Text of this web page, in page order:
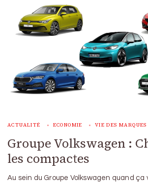
ACTUALITÉ ECONOMIE VIE DES MARQUES
Groupe Volkswagen :
les compactes
Au sein du Groupe Volkswagen quand ça